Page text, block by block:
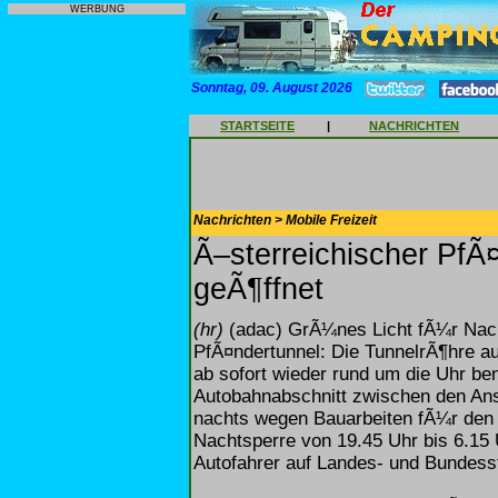
WERBUNG
Sonntag, 09. August 2026
STARTSEITE | NACHRICHTEN
Nachrichten > Mobile Freizeit
Ã–sterreichischer
geÃ¶ffnet
(hr) (adac) GrÃ¼nes Licht fÃ¼r
PfÃ¤ndertunnel: Die TunnelrÃ¶hre
ab sofort wieder rund um die Uhr
Autobahnabschnitt zwischen den
nachts wegen Bauarbeiten fÃ¼r
Nachtsperre von 19.45 Uhr bis
Autofahrer auf Landes- und